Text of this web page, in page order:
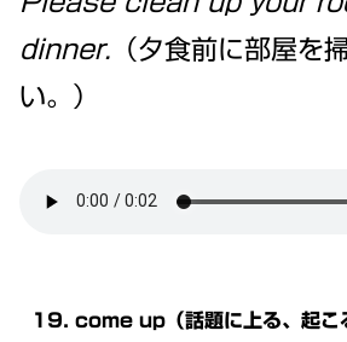
dinner. （夕食前に部屋を
い。）
19. come up（話題に上る、起こ